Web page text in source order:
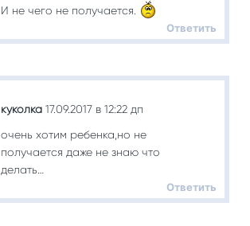
И не чего не получается.
Ответить
куколка 17.09.2017 в 12:22 дп
очень хотим ребенка,но не
получается даже не знаю что
делать…
Ответить